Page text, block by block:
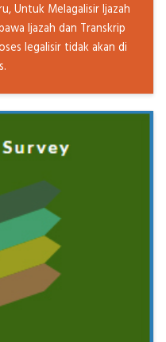
Untuk Melagalisir Ijazah
Ijazah dan Transkrip
legalisir tidak akan di